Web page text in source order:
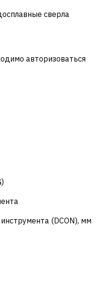
сверла
авторизоваться
(DCON), мм